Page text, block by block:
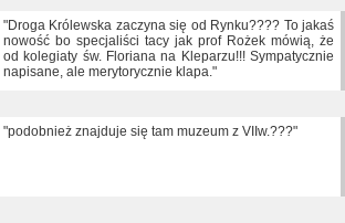
"Droga Królewska zaczyna się od Rynku???? To jakaś
nowość bo specjaliści tacy jak prof Rożek mówią, że
od kolegiaty św. Floriana na Kleparzu!!! Sympatycznie
napisane, ale merytorycznie klapa."
"podobnież znajduje się tam muzeum z VIIw.???"